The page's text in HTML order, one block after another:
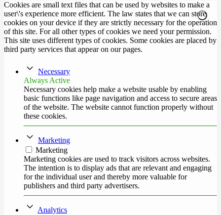
Cookies are small text files that can be used by websites to make a
user\'s experience more efficient. The law states that we can store
cookies on your device if they are strictly necessary for the operation
of this site. For all other types of cookies we need your permission.
This site uses different types of cookies. Some cookies are placed by
third party services that appear on our pages.
Necessary
Always Active
Necessary cookies help make a website usable by enabling
basic functions like page navigation and access to secure areas
of the website. The website cannot function properly without
these cookies.
Marketing
Marketing
Marketing cookies are used to track visitors across websites.
The intention is to display ads that are relevant and engaging
for the individual user and thereby more valuable for
publishers and third party advertisers.
Analytics